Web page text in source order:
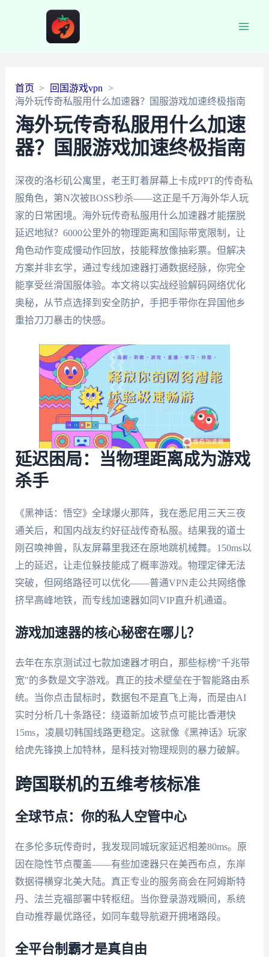
首页
回国游戏vpn
海外玩传奇私服用什么加速器？国服游戏加速终极指南
海外玩传奇私服用什么加速
器？国服游戏加速终极指南
深夜的洛杉矶公寓里，老王盯着屏幕上卡成PPT的传奇私
服角色，第N次被BOSS秒杀——这正是千万海外华人玩
家的日常困境。海外玩传奇私服用什么加速器才能摆脱
延迟地狱？6000公里外的物理距离和国际带宽限制，让
角色动作变成慢动作回放，技能释放像抽彩票。但解决
方案并非玄学，通过专线加速器打通数据经脉，你完全
能享受丝滑国服体验。本文将以实战经验解码网络优化
奥秘，从节点选择到安全防护，手把手带你在异国他乡
重拾刀刀暴击的快感。
延迟困局：当物理距离成为游戏
杀手
《黑神话：悟空》全球爆火那阵，我在悉尼用三天三夜
通关后，和国内战友约好征战传奇私服。结果我的道士
刚召唤神兽，队友屏幕里我还在原地跳机械舞。150ms以
上的延迟，让走位躲技能成了概率游戏。物理定律无法
突破，但网络路径可以优化——普通VPN走公共网络像
挤早高峰地铁，而专线加速器如同VIP直升机通道。
游戏加速器的核心秘密在哪儿？
去年在东京测试过七款加速器才明白，那些标榜"千兆带
宽"的多数是文字游戏。真正的技术壁垒在于智能路由系
统。当你点击鼠标时，数据包不是直飞上海，而是由AI
实时分析几十条路径：绕道新加坡节点可能比香港快
15ms，凌晨切韩国线路更稳定。这就像《黑神话》玩家
给虎先锋换上加特林，是科技对物理规则的暴力破解。
跨国联机的五维考核标准
全球节点：你的私人空管中心
在多伦多玩传奇时，我发现同城玩家延迟相差80ms。原
因在隐性节点覆盖——有些加速器只在美西布点，东岸
数据得横穿北美大陆。真正专业的服务商会在阿姆斯特
丹、法兰克福部署中转枢纽。当你登录游戏瞬间，系统
自动推荐最优路径，如同车载导航避开拥堵路段。
全平台制霸才是真自由